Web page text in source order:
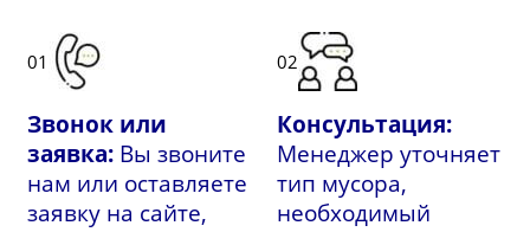
01
Звонок или
заявка: Вы звоните
нам или оставляете
заявку на сайте,
02
Консультация:
Менеджер уточняет
тип мусора,
необходимый